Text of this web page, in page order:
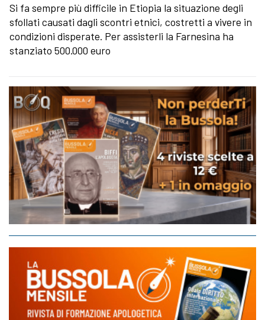
Si fa sempre più difficile in Etiopia la situazione degli
sfollati causati dagli scontri etnici, costretti a vivere in
condizioni disperate. Per assisterli la Farnesina ha
stanziato 500.000 euro